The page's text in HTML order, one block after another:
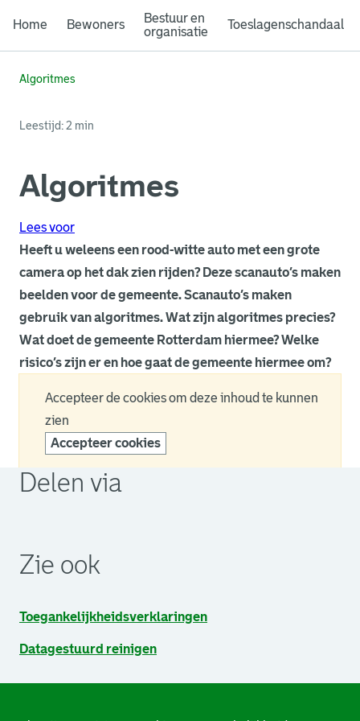
Home Bewoners
Bestuur en
organisatie
Toeslagenschandaal
Algoritmes
Leestijd: 2 min
Algoritmes
Lees voor
Heeft u weleens een rood-witte auto met een grote
camera op het dak zien rijden? Deze scanauto’s maken
beelden voor de gemeente. Scanauto’s maken
gebruik van algoritmes. Wat zijn algoritmes precies?
Wat doet de gemeente Rotterdam hiermee? Welke
risico’s zijn er en hoe gaat de gemeente hiermee om?
Accepteer de cookies om deze inhoud te kunnen
zien
Accepteer cookies
Delen via
Zie ook
Toegankelijkheidsverklaringen
Datagestuurd reinigen